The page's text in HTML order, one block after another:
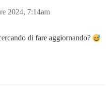
2024, 7:14am
di fare aggiornando?